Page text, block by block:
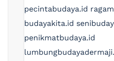
pecintabudaya.id
budayakita.id
penikmatbudaya.id